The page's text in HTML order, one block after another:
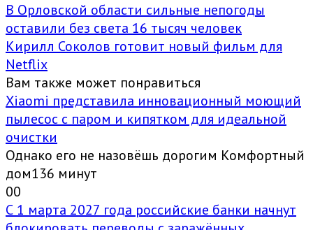
В Орловской области сильные непогоды
оставили без света 16 тысяч человек
Кирилл Соколов готовит новый фильм для
Netflix
Вам также может понравиться
Xiaomi представила инновационный моющий
пылесос с паром и кипятком для идеальной
очистки
Однако его не назовёшь дорогим Комфортный
дом136 минут
00
С 1 марта 2027 года российские банки начнут